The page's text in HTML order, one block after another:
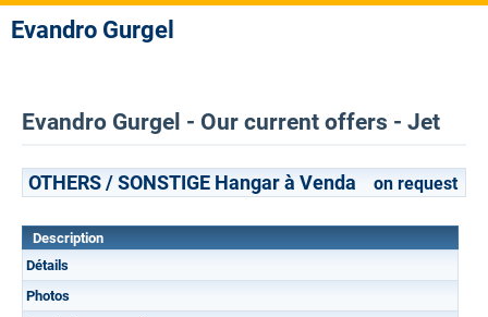
Evandro Gurgel
Evandro Gurgel - Our current offers - Jet
OTHERS / SONSTIGE Hangar à Venda on request
Description
Détails
Photos